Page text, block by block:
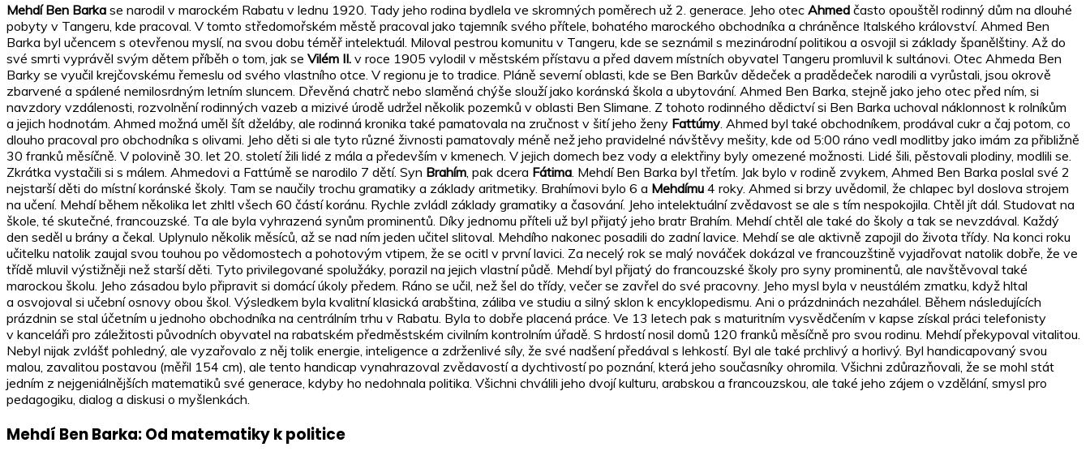
Mehdí Ben Barka se narodil v marockém Rabatu v lednu 1920. Tady jeho rodina bydlela ve skromných poměrech už 2. generace. Jeho otec Ahmed často opouštěl rodinný dům na dlouhé
pobyty v Tangeru, kde pracoval. V tomto středomořském městě pracoval jako tajemník svého přítele, bohatého marockého obchodníka a chráněnce Italského království. Ahmed Ben
Barka byl učencem s otevřenou myslí, na svou dobu téměř intelektuál. Miloval pestrou komunitu v Tangeru, kde se seznámil s mezinárodní politikou a osvojil si základy španělštiny. Až do
své smrti vyprávěl svým dětem příběh o tom, jak se Vilém II. v roce 1905 vylodil v městském přístavu a před davem místních obyvatel Tangeru promluvil k sultánovi. Otec Ahmeda Ben
Barky se vyučil krejčovskému řemeslu od svého vlastního otce. V regionu je to tradice. Pláně severní oblasti, kde se Ben Barkův dědeček a pradědeček narodili a vyrůstali, jsou okrově
zbarvené a spálené nemilosrdným letním sluncem. Dřevěná chatrč nebo slaměná chýše slouží jako koránská škola a ubytování. Ahmed Ben Barka, stejně jako jeho otec před ním, si
navzdory vzdálenosti, rozvolnění rodinných vazeb a mizivé úrodě udržel několik pozemků v oblasti Ben Slimane. Z tohoto rodinného dědictví si Ben Barka uchoval náklonnost k rolníkům
a jejich hodnotám. Ahmed možná uměl šít dželáby, ale rodinná kronika také pamatovala na zručnost v šití jeho ženy Fattúmy . Ahmed byl také obchodníkem, prodával cukr a čaj potom, co
dlouho pracoval pro obchodníka s olivami. Jeho děti si ale tyto různé živnosti pamatovaly méně než jeho pravidelné návštěvy mešity, kde od 5:00 ráno vedl modlitby jako imám za přibližně
30 franků měsíčně. V polovině 30. let 20. století žili lidé z mála a především v kmenech. V jejich domech bez vody a elektřiny byly omezené možnosti. Lidé šili, pěstovali plodiny, modlili se.
Zkrátka vystačili si s málem. Ahmedovi a Fattúmě se narodilo 7 dětí. Syn Brahím , pak dcera Fátima . Mehdí Ben Barka byl třetím. Jak bylo v rodině zvykem, Ahmed Ben Barka poslal své 2
nejstarší děti do místní koránské školy. Tam se naučily trochu gramatiky a základy aritmetiky. Brahímovi bylo 6 a Mehdímu 4 roky. Ahmed si brzy uvědomil, že chlapec byl doslova strojem
na učení. Mehdí během několika let zhltl všech 60 částí koránu. Rychle zvládl základy gramatiky a časování. Jeho intelektuální zvědavost se ale s tím nespokojila. Chtěl jít dál. Studovat na
škole, té skutečné, francouzské. Ta ale byla vyhrazená synům prominentů. Díky jednomu příteli už byl přijatý jeho bratr Brahím. Mehdí chtěl ale také do školy a tak se nevzdával. Každý
den seděl u brány a čekal. Uplynulo několik měsíců, až se nad ním jeden učitel slitoval. Mehdího nakonec posadili do zadní lavice. Mehdí se ale aktivně zapojil do života třídy. Na konci roku
učitelku natolik zaujal svou touhou po vědomostech a pohotovým vtipem, že se ocitl v první lavici. Za necelý rok se malý nováček dokázal ve francouzštině vyjadřovat natolik dobře, že ve
třídě mluvil výstižněji než starší děti. Tyto privilegované spolužáky, porazil na jejich vlastní půdě. Mehdí byl přijatý do francouzské školy pro syny prominentů, ale navštěvoval také
marockou školu. Jeho zásadou bylo připravit si domácí úkoly předem. Ráno se učil, než šel do třídy, večer se zavřel do své pracovny. Jeho mysl byla v neustálém zmatku, když hltal
a osvojoval si učební osnovy obou škol. Výsledkem byla kvalitní klasická arabština, záliba ve studiu a silný sklon k encyklopedismu. Ani o prázdninách nezahálel. Během následujících
prázdnin se stal účetním u jednoho obchodníka na centrálním trhu v Rabatu. Byla to dobře placená práce. Ve 13 letech pak s maturitním vysvědčením v kapse získal práci telefonisty
v kanceláři pro záležitosti původních obyvatel na rabatském předměstském civilním kontrolním úřadě. S hrdostí nosil domů 120 franků měsíčně pro svou rodinu. Mehdí překypoval vitalitou.
Nebyl nijak zvlášť pohledný, ale vyzařovalo z něj tolik energie, inteligence a zdrženlivé síly, že své nadšení předával s lehkostí. Byl ale také prchlivý a horlivý. Byl handicapovaný svou
malou, zavalitou postavou (měřil 154 cm), ale tento handicap vynahrazoval zvědavostí a dychtivostí po poznání, která jeho současníky ohromila. Všichni zdůrazňovali, že se mohl stát
jedním z nejgeniálnějších matematiků své generace, kdyby ho nedohnala politika. Všichni chválili jeho dvojí kulturu, arabskou a francouzskou, ale také jeho zájem o vzdělání, smysl pro
pedagogiku, dialog a diskusi o myšlenkách.
Mehdí Ben Barka: Od matematiky k politice